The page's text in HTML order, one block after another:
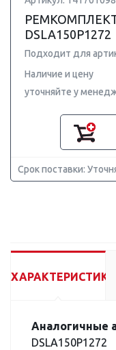
DSLA150P1272
Подходит для
Наличие и цену
уточняйте у
Срок поставки:
ХАРАКТЕРИСТИКИ
Аналогичные
DSLA150P1272